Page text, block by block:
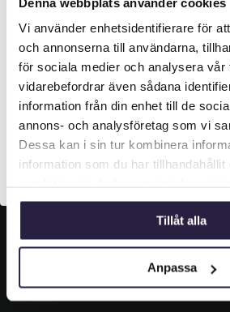
Vi använder enhetsidentifierare för
och annonserna till användarna,
för sociala medier och analysera vår
vidarebefordrar även sådana
information från din enhet till de
annons- och analysföretag som vi
Dessa kan i sin tur kombinera
information som du har tillhandahållit
Tillåt alla
Anpassa

 042-33 00 20
 info@webflower.se
SOCIALA MEDIER
Välkommen till
Vilken typ av kund är du? Du kan
längst upp på sidan.
Företagskund (exkl.
Privatkund (inkl.